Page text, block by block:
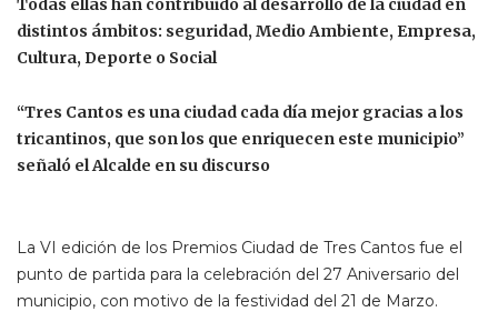
Todas ellas han contribuido al desarrollo de la ciudad en
distintos ámbitos: seguridad, Medio Ambiente, Empresa,
Cultura, Deporte o Social
“Tres Cantos es una ciudad cada día mejor gracias a los
tricantinos, que son los que enriquecen este municipio”
señaló el Alcalde en su discurso
La VI edición de los Premios Ciudad de Tres Cantos fue el
punto de partida para la celebración del 27 Aniversario del
municipio, con motivo de la festividad del 21 de Marzo.